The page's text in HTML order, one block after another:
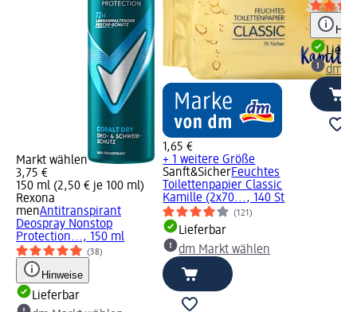
Markt wählen
3,75 €
150 ml (2,50 € je 100 ml)
Rexona
menAntitranspirant
Deospray Nonstop
Protection..., 150 ml
(38)
Hinweise
Lieferbar
1,65 €
+ 1 weitere Größe
Sanft&SicherFeuchtes
Toilettenpapier Classic
Kamille (2x70..., 140 St
(121)
Lieferbar
dm Markt wählen
dm